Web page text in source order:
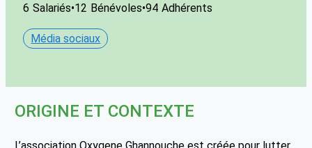
6 Salariés•12 Bénévoles•94 Adhérents
Média sociaux
ORIGINE ET CONTEXTE
L’association Oxygene Ghannouche est créée pour lutter